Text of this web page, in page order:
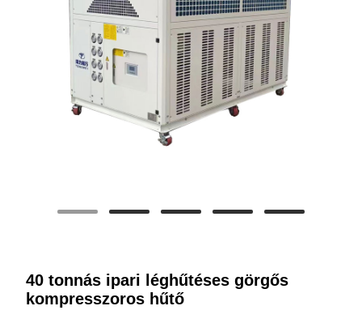
40 tonnás ipari léghűtéses görgős
kompresszoros hűtő